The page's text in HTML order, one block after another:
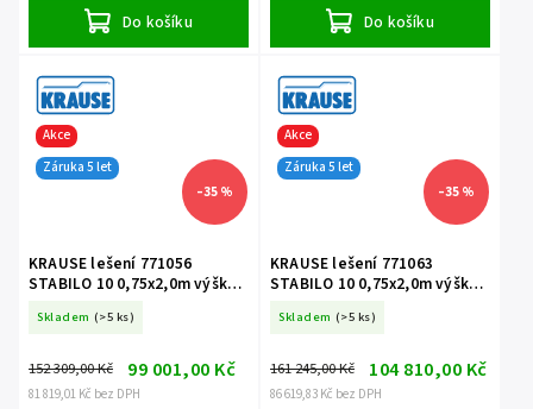
Do košíku Do košíku
Akce
Záruka 5 let
–35 %
KRAUSE lešení 771056
STABILO 10 0,75x2,0m výška
Skladem (>5 ks)
81 819,01 Kč bez DPH
152 309,00 Kč 99 001,00 Kč
Akce
Záruka 5 let
–35 %
KRAUSE lešení 771063
STABILO 10 0,75x2,0m výška
Skladem (>5 ks)
86 619,83 Kč bez DPH
161 245,00 Kč 104 810,00 Kč